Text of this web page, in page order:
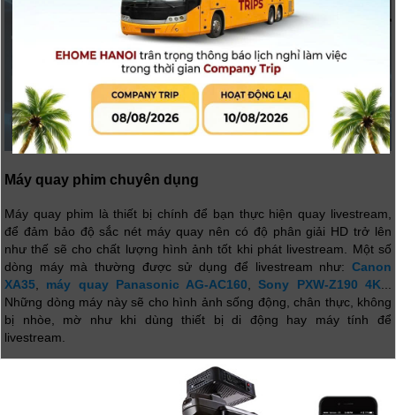
Máy quay phim chuyên dụng
Máy quay phim là thiết bị chính để bạn thực hiện quay livestream,
để đảm bảo độ sắc nét máy quay nên có độ phân giải HD trở lên
như thế sẽ cho chất lượng hình ảnh tốt khi phát livestream. Một số
dòng máy mà thường được sử dụng để livestream như: Canon
XA35
máy quay Panasonic AG-AC160 ,Sony PXW-Z190 4K
Những dòng máy này sẽ cho hình ảnh sống động, chân thực, không
bị nhòe, mờ như khi dùng thiết bị di động hay máy tính để
livestream.